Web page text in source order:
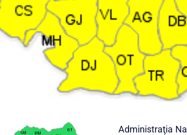
Administraţia